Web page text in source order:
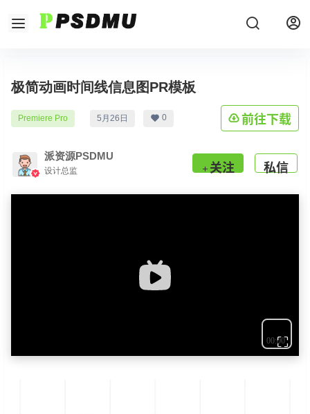
极简动画时间线信息图PR模板
Premiere Pro 5月26日 0 前往下载
派资源PSDMU
设计总监 关注 私信
⛶